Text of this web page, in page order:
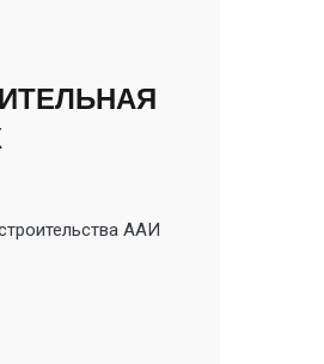
ААИ